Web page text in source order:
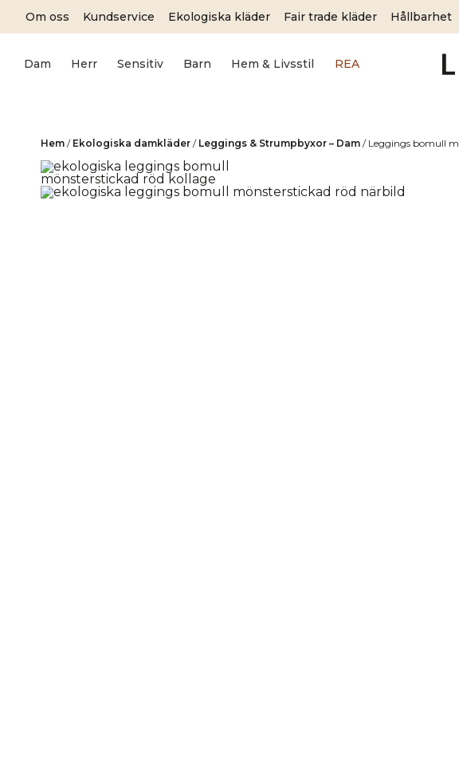
Om oss Kundservice Ekologiska kläder Fair trade kläder Hållbarhet
Dam Herr Sensitiv Barn Hem & Livsstil REA
Hem / Ekologiska damkläder / Leggings & Strumpbyxor – Dam / Leggings bomull